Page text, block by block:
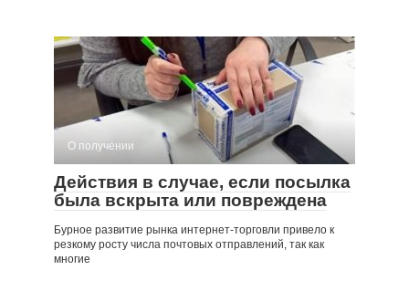
О получении
Действия в случае, если посылка
была вскрыта или повреждена
Бурное развитие рынка интернет-торговли привело к
резкому росту числа почтовых отправлений, так как
многие